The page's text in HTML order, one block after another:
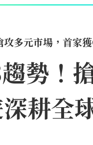
多元市場，首家
勢！
耕全